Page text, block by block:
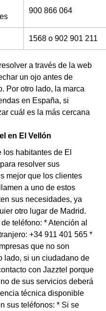
900 866 064
1568 o 902 901 211
a través de la web
un ojo antes de
Por otro lado, la marca
en España, si
cuál es la más cercana
en El Vellón
habitantes de El
resolver sus
mejor que los clientes
a uno de estos
sus necesidades, ya
otro lugar de Madrid.
teléfono: * Atención al
+34 911 401 565 *
que no son
lado, si un ciudadano de
con Jazztel porque
de sus servicios deberá
técnica disponible
sus teléfonos: * Si se